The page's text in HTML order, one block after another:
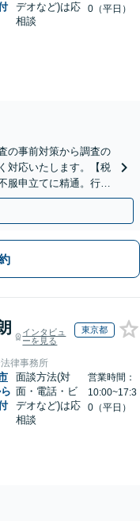
デオなど)は応
相談
0（平日）
の事前対策から調査の
対応いたします。【税
服申立てに精通。行政
インタビュ
ーを見る
東京都
律事務所
面談方法(対
面・電話・ビ
デオなど)は応
相談
営業時間：
10:00~17:3
0（平日）